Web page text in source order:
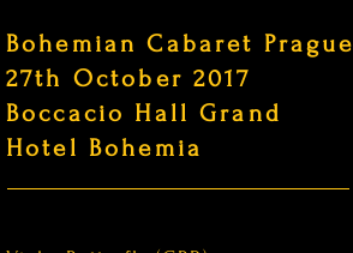
Bohemian Cabaret Prague
27th October 2017
Boccacio Hall Grand
Hotel Bohemia